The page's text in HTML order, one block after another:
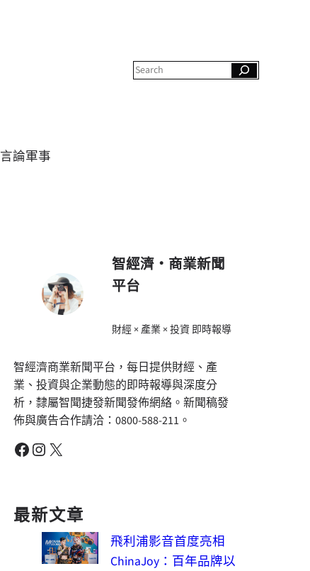
c
言論軍事
智經濟・商業新聞
平台
財經 × 產業 × 投資 即時報導
智經濟商業新聞平台，每日提供財經、產
業、投資與企業動態的即時報導與深度分
析，隸屬智聞捷發新聞發佈網絡。新聞稿發
佈與廣告合作請洽：0800-588-211。
Facebook Instagram X
最新文章
飛利浦影音首度亮相
ChinaJoy：百年品牌以